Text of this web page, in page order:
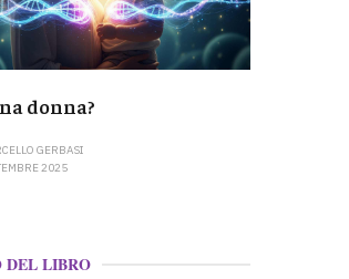
donna?
GERBASI
2025
DEL LIBRO